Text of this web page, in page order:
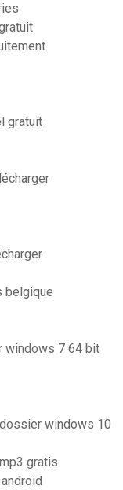
gratuit
belgique
windows 7 64 bit
windows 10
gratis